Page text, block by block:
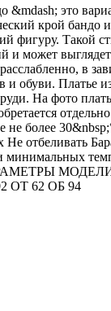
&mdash; это
крой бандо
фигуру. Такой
и может
в
и обуви. Платье
На фото
не более
отбеливать
ОТ 62 ОБ 94